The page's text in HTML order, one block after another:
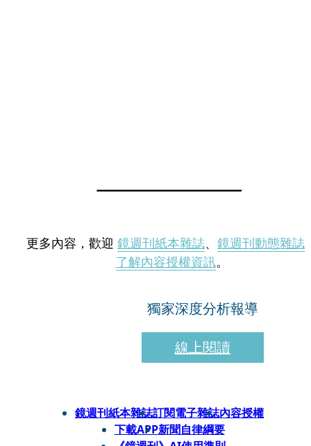
更多內容，歡迎 鏡週刊紙本雜誌、 鏡週刊動態雜誌
了解內容授權資訊。
獨家深度分析報導
線上閱讀
鏡週刊紙本雜誌訂閱電子雜誌內容授權
下載APP新聞自律綱要